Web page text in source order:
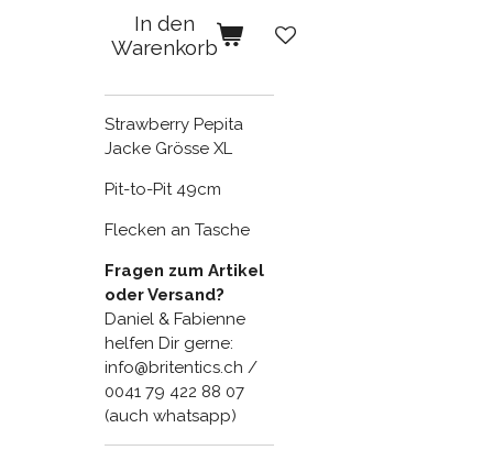
In den
Warenkorb
Strawberry Pepita
Jacke Grösse XL
Pit-to-Pit 49cm
Flecken an Tasche
Fragen zum Artikel
oder Versand?
Daniel & Fabienne
helfen Dir gerne:
info@britentics.ch /
0041 79 422 88 07
(auch whatsapp)